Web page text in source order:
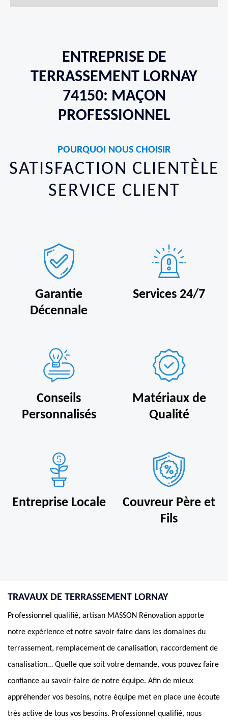
ENTREPRISE DE
TERRASSEMENT LORNAY
74150: MAÇON
PROFESSIONNEL
POURQUOI NOUS CHOISIR
SATISFACTION CLIENTÈLE
SERVICE CLIENT
Garantie
Décennale
Services 24/7
Conseils
Personnalisés
Matériaux de
Qualité
Entreprise Locale
Couvreur Père et
Fils
TRAVAUX DE TERRASSEMENT LORNAY
Professionnel qualifié, artisan MASSON Rénovation apporte
notre expérience et notre savoir-faire dans les domaines du
terrassement, remplacement de canalisation, raccordement de
canalisation… Quelle que soit votre demande, vous pouvez faire
confiance au savoir-faire de notre équipe. Afin de mieux
appréhender vos besoins, notre équipe met en place une écoute
très active de tous vos besoins. Professionnel qualifié, nous